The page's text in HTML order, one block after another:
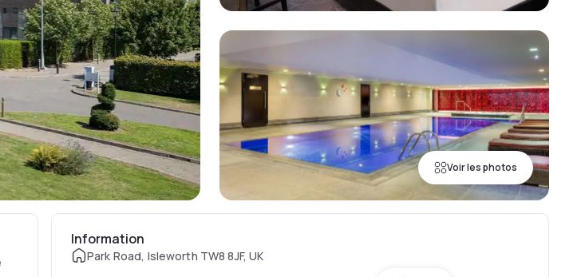
Voir les photos
Information
Park Road, Isleworth TW8 8JF, UK